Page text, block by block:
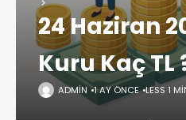
24 Haziran
Kuru Kaç TL
ADMIN 1 AY ÖNCE LESS 1